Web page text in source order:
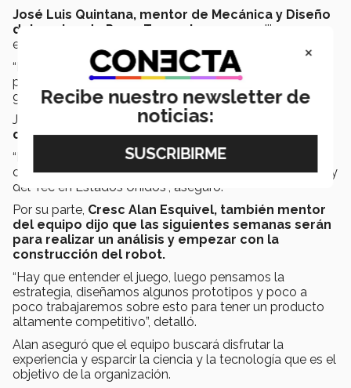
José Luis Quintana, mentor de Mecánica y Diseño
del equipo de PrepaTec en Laguna
; se dijo
entusiasmado por el nuevo reto.
“No hay palabras, estoy muy emocionado, está súper
padre el reto, además al equipo lo veo con muchas
ganas”, afirmó
José Luis confirmó queROULT participará del 4 al 7
de marzo en el regional de Arkansas.
“Las expectativas son altísimas queremos ganar en
casa, pero también poner en alto el nombre de México y
del Tec en Estados Unidos”, aseguró.
Por su parte, Cresc Alan Esquivel, también mentor
del equipo dijo que las siguientes semanas serán
para realizar un análisis y empezar con la
construcción del robot.
“Hay que entender el juego, luego pensamos la
estrategia, diseñamos algunos prototipos y poco a
poco trabajaremos sobre esto para tener un producto
altamente competitivo”, detalló.
Alan aseguró que el equipo buscará disfrutar la
experiencia y esparcir la ciencia y la tecnología que es el
objetivo de la organización.
×
Recibe nuestro newsletter de
noticias: